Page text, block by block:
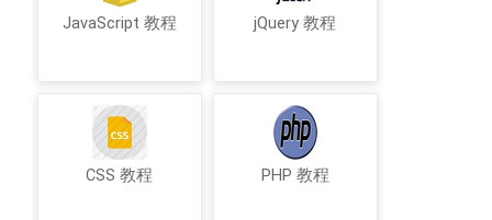
JavaScript 教程 jQuery 教程
CSS 教程 PHP 教程